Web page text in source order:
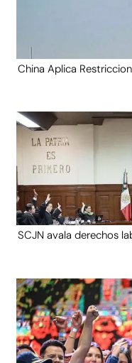
China Aplica
SCJN avala derechos